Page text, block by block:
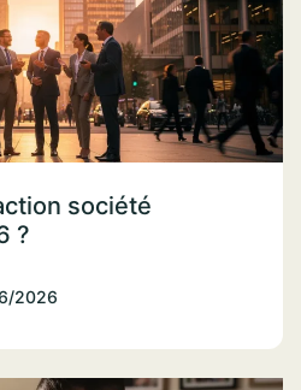
société
?
2026